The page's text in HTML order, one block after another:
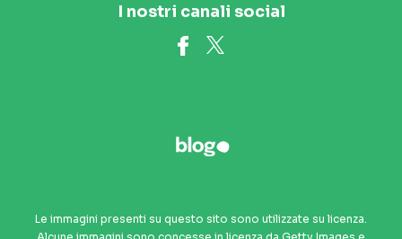
I nostri canali social
Le immagini presenti su questo sito sono utilizzate su licenza.